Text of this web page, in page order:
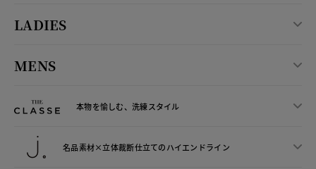
LADIES
MENS
本物を愉しむ、洗練スタイル
名品素材×立体裁断仕立てのハイエンドライン